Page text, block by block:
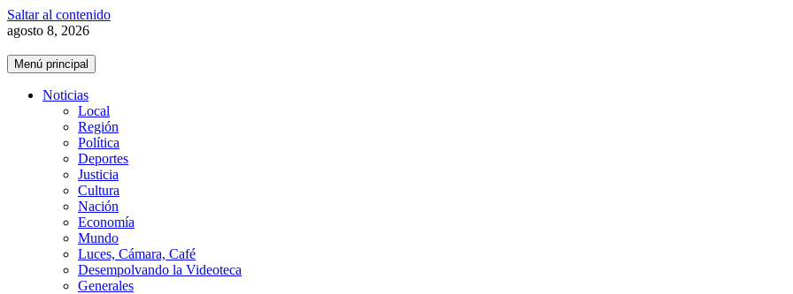
Saltar al contenido
agosto 8, 2026
Menú principal
Noticias
Local
Región
Política
Deportes
Justicia
Cultura
Nación
Economía
Mundo
Luces, Cámara, Café
Desempolvando la Videoteca
Generales